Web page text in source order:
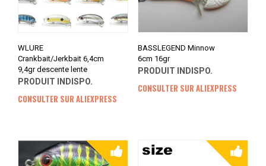
WLURE
Crankbait/Jerkbait 6,4cm
9,4gr descente lente
PRODUIT INDISPO.
CONSULTER SUR ALIEXPRESS
BASSLEGEND Minnow
6cm 16gr
PRODUIT INDISPO.
CONSULTER SUR ALIEXPRESS